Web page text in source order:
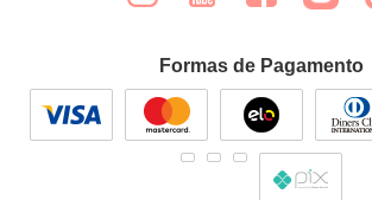
Formas de Pagamento